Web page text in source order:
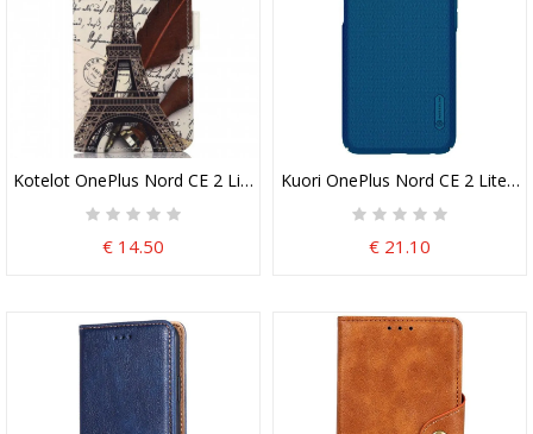
Kotelot OnePlus Nord CE 2 Lite 5G Runoilijan Eiffel-Torni
€ 14.50
Kuori OnePlus Nord CE 2 Lite
€ 21.10